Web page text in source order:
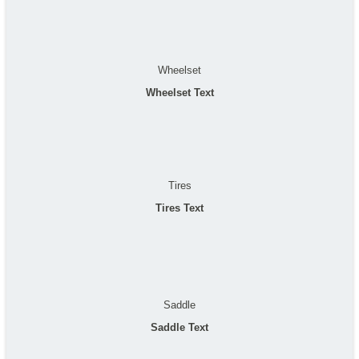
Wheelset
Wheelset Text
Tires
Tires Text
Saddle
Saddle Text